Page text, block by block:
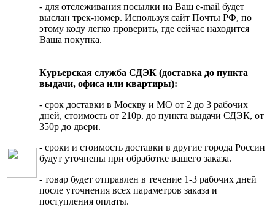
- для отслеживания посылки на Ваш e-mail будет
выслан трек-номер. Используя сайт Почты РФ, по
этому коду легко проверить, где сейчас находится
Ваша покупка.
Курьерская служба СДЭК (доставка до пункта
выдачи, офиса или квартиры):
- срок доставки в Москву и МО от 2 до 3 рабочих
дней, стоимость от 210р. до пункта выдачи СДЭК, от
350р до двери.
- сроки и стоимость доставки в другие города России
будут уточнены при обработке вашего заказа.
- товар будет отправлен в течение 1-3 рабочих дней
после уточнения всех параметров заказа и
поступления оплаты.